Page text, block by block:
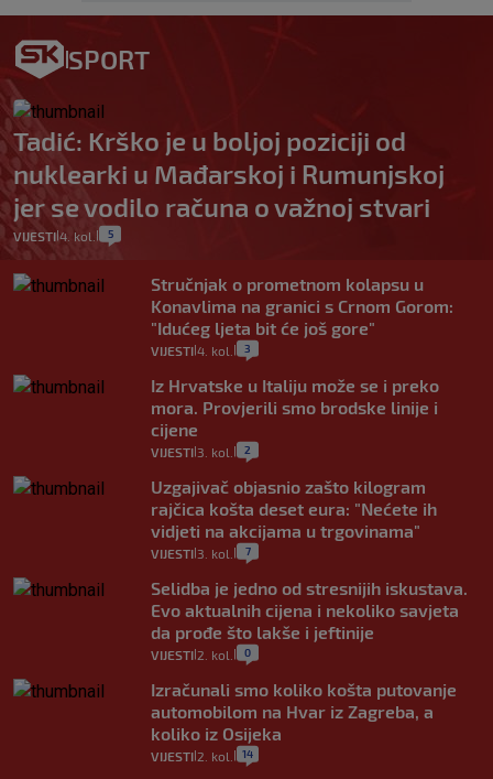
SPORT
Tadić: Krško je u boljoj poziciji od
nuklearki u Mađarskoj i Rumunjskoj
jer se vodilo računa o važnoj stvari
VIJESTI 4. kol. 5
Stručnjak o prometnom kolapsu u
Konavlima na granici s Crnom Gorom:
"Idućeg ljeta bit će još gore"
VIJESTI 4. kol. 3
Iz Hrvatske u Italiju može se i preko
mora. Provjerili smo brodske linije i
cijene
VIJESTI 3. kol. 2
Uzgajivač objasnio zašto kilogram
rajčica košta deset eura: "Nećete ih
vidjeti na akcijama u trgovinama"
VIJESTI 3. kol. 7
Selidba je jedno od stresnijih iskustava.
Evo aktualnih cijena i nekoliko savjeta
da prođe što lakše i jeftinije
VIJESTI 2. kol. 0
Izračunali smo koliko košta putovanje
automobilom na Hvar iz Zagreba, a
koliko iz Osijeka
VIJESTI 2. kol. 14